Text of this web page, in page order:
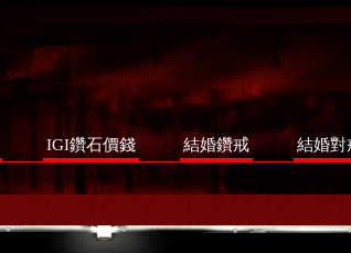
IGI鑽石價錢 結婚鑽戒 結婚對